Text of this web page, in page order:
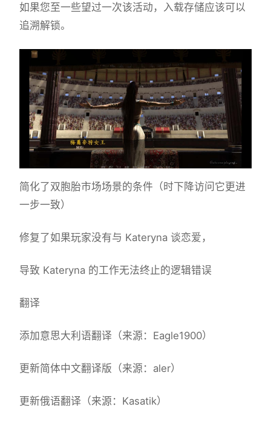
如果您至一些望过一次该活动，入载存储应该可以
追溯解锁。
简化了双胞胎市场场景的条件（时下降访问它更进
一步一致）
修复了如果玩家没有与 Kateryna 谈恋爱，
导致 Kateryna 的工作无法终止的逻辑错误
翻译
添加意思大利语翻译（来源：Eagle1900）
更新简体中文翻译版（来源：aler）
更新俄语翻译（来源：Kasatik）